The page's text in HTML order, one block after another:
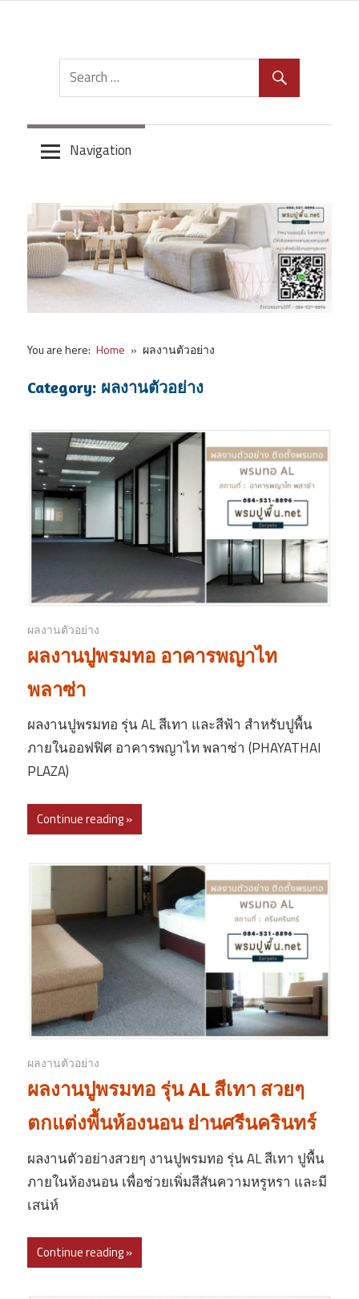
content
Navigation
You are here: Home ผลงานตัวอย่าง
Category: ผลงานตัวอย่าง
ผลงานตัวอย่าง
ผลงานปูพรมทอ อาคารพญาไท
พลาซ่า
ผลงานปูพรมทอ รุ่น AL สีเทา และสีฟ้า สำหรับปูพื้น
ภายในออฟฟิศ อาคารพญาไท พลาซ่า (PHAYATHAI
PLAZA)
Continue reading »
ผลงานตัวอย่าง
ผลงานปูพรมทอ รุ่น AL สีเทา สวยๆ
ตกแต่งพื้นห้องนอน ย่านศรีนครินทร์
ผลงานตัวอย่างสวยๆ งานปูพรมทอ รุ่น AL สีเทา ปูพื้น
ภายในห้องนอน เพื่อช่วยเพิ่มสีสันความหรูหรา และมี
เสน่ห์
Continue reading »